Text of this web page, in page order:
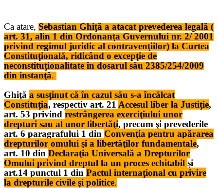
Ca atare, Sebastian Ghiţă a atacat prevederea legală (
art. 31, alin 1 din Ordonanţa Guvernului nr. 2/ 2001
privind regimul juridic al contravenţiilor) la Curtea
Constituţională, ridicând o excepţie de
neconstituţionalitate în dosarul său 2385/254/2009
din instanţă.
Ghiţă a susţinut că în cazul său s-a încălcat
Constituţia, respectiv art. 21 Accesul liber la Justiţie,
art. 53 privind restrângerea exerciţiului unor
drepturi sau al unor libertăţi, precum şi prevederile
art. 6 paragrafului 1 din Convenţia pentru apărarea
drepturilor omului şi a libertăţilor fundamentale,
art. 10 din Declaraţia Universală a Drepturilor
Omului privind dreptul la un proces echitabil şi
art.14 punctul 1 din Pactul internaţional cu privire
la drepturile civile şi politice.